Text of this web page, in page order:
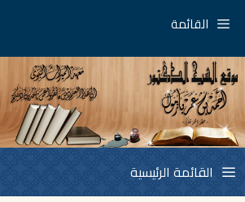
القائمة
القائمة الرئيسية